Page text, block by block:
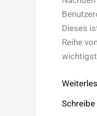
Dieses
Reihe
FreeNAS